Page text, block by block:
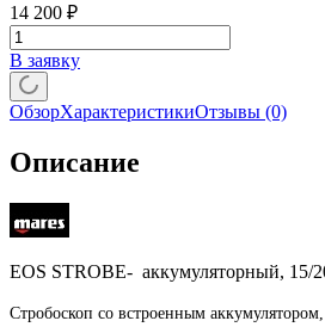
14 200 ₽
В заявку
ОбзорХарактеристикиОтзывы (0)
Описание
EOS STROBE- аккумуляторный, 15/
Стробоскоп со встроенным